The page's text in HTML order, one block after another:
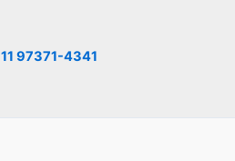
11 97371-4341